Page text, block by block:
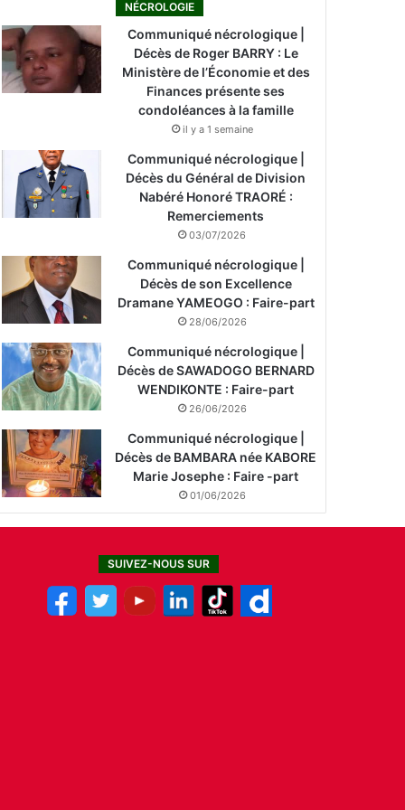
NÉCROLOGIE
Communiqué nécrologique |
Décès de Roger BARRY : Le
Ministère de l’Économie et des
Finances présente ses
condoléances à la famille
il y a 1 semaine
Communiqué nécrologique |
Décès du Général de Division
Nabéré Honoré TRAORÉ :
Remerciements
03/07/2026
Communiqué nécrologique |
Décès de son Excellence
Dramane YAMEOGO : Faire-part
28/06/2026
Communiqué nécrologique |
Décès de SAWADOGO BERNARD
WENDIKONTE : Faire-part
26/06/2026
Communiqué nécrologique |
Décès de BAMBARA née KABORE
Marie Josephe : Faire -part
01/06/2026
SUIVEZ-NOUS SUR